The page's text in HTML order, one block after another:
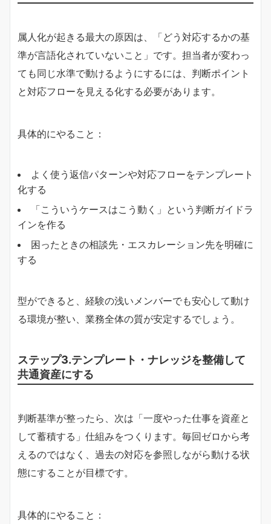
属人化が起きる最大の原因は、「どう対応するかの基
準が言語化されていないこと」です。担当者が変わっ
ても同じ水準で動けるようにするには、判断ポイント
と対応フローを見える化する必要があります。
具体的にやること：
よく使う返信パターンや対応フローをテンプレート
化する
「こういうケースはこう動く」という判断ガイドラ
インを作る
困ったときの相談先・エスカレーション先を明確に
する
型ができると、経験の浅いメンバーでも安心して動け
る環境が整い、業務全体の質が安定するでしょう。
ステップ3.テンプレート・ナレッジを整備して
共通資産にする
判断基準が整ったら、次は「一度やった仕事を資産と
して蓄積する」仕組みをつくります。毎回ゼロから考
えるのではなく、過去の対応を参照しながら動ける状
態にすることが目標です。
具体的にやること：